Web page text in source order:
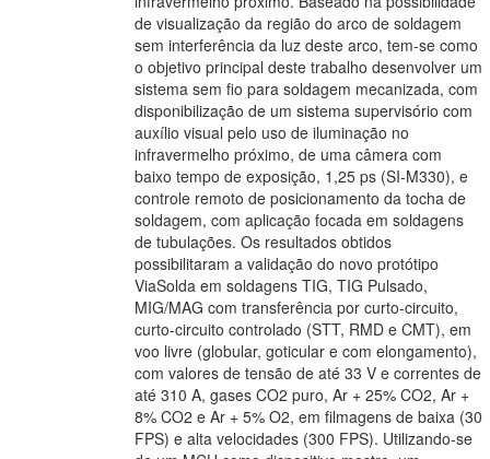
de visualização da região do arco de soldagem
sem interferência da luz deste arco, tem-se como
o objetivo principal deste trabalho desenvolver um
sistema sem fio para soldagem mecanizada, com
disponibilização de um sistema supervisório com
auxílio visual pelo uso de iluminação no
infravermelho próximo, de uma câmera com
baixo tempo de exposição, 1,25 ps (SI-M330), e
controle remoto de posicionamento da tocha de
soldagem, com aplicação focada em soldagens
de tubulações. Os resultados obtidos
possibilitaram a validação do novo protótipo
ViaSolda em soldagens TIG, TIG Pulsado,
MIG/MAG com transferência por curto-circuito,
curto-circuito controlado (STT, RMD e CMT), em
voo livre (globular, goticular e com elongamento),
com valores de tensão de até 33 V e correntes de
até 310 A, gases CO2 puro, Ar + 25% CO2, Ar +
8% CO2 e Ar + 5% O2, em filmagens de baixa (30
FPS) e alta velocidades (300 FPS). Utilizando-se